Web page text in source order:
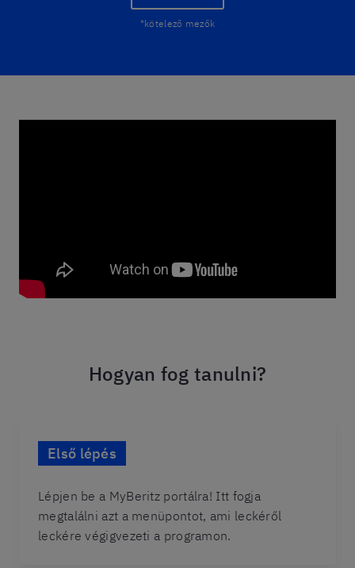
*kötelező mezők
Hogyan fog tanulni?
Első lépés
Lépjen be a MyBeritz portálra! Itt fogja
megtalálni azt a menüpontot, ami leckéről
leckére végigvezeti a programon.